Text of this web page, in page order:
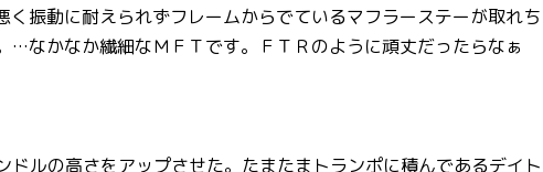
振動に耐えられずフレームからでているマフラーステーが取れち
…なかなか繊細なＭＦＴです。ＦＴＲのように頑丈だったらなぁ
ドルの高さをアップさせた。たまたまトランポに積んであるデイト